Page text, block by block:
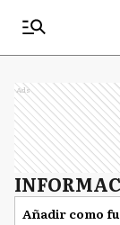
Ads
Añadir como